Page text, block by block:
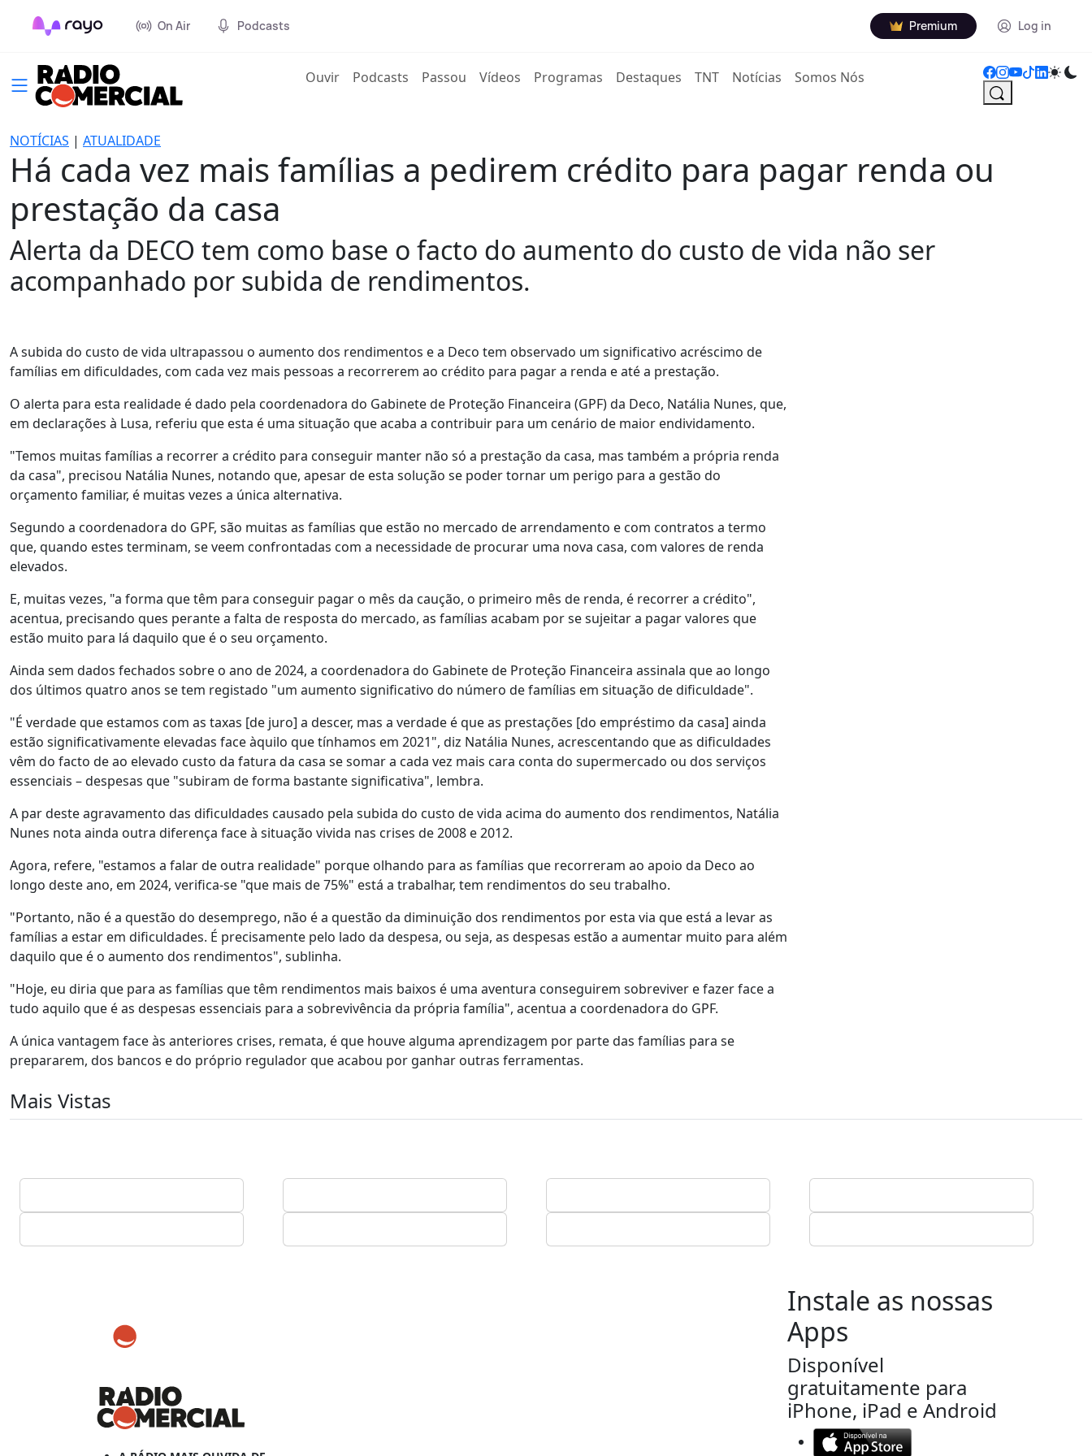
On Air Podcasts Premium Log in
Ouvir(current)
Podcasts Passou Vídeos Programas Destaques TNT Notícias Somos Nós
NOTÍCIAS | ATUALIDADE
Há cada vez mais famílias a pedirem crédito para pagar renda ou
prestação da casa
Alerta da DECO tem como base o facto do aumento do custo de vida não ser
acompanhado por subida de rendimentos.
A subida do custo de vida ultrapassou o aumento dos rendimentos e a Deco tem observado um significativo acréscimo de
famílias em dificuldades, com cada vez mais pessoas a recorrerem ao crédito para pagar a renda e até a prestação.
O alerta para esta realidade é dado pela coordenadora do Gabinete de Proteção Financeira (GPF) da Deco, Natália Nunes, que,
em declarações à Lusa, referiu que esta é uma situação que acaba a contribuir para um cenário de maior endividamento.
"Temos muitas famílias a recorrer a crédito para conseguir manter não só a prestação da casa, mas também a própria renda
da casa", precisou Natália Nunes, notando que, apesar de esta solução se poder tornar um perigo para a gestão do
orçamento familiar, é muitas vezes a única alternativa.
Segundo a coordenadora do GPF, são muitas as famílias que estão no mercado de arrendamento e com contratos a termo
que, quando estes terminam, se veem confrontadas com a necessidade de procurar uma nova casa, com valores de renda
elevados.
E, muitas vezes, "a forma que têm para conseguir pagar o mês da caução, o primeiro mês de renda, é recorrer a crédito",
acentua, precisando ques perante a falta de resposta do mercado, as famílias acabam por se sujeitar a pagar valores que
estão muito para lá daquilo que é o seu orçamento.
Ainda sem dados fechados sobre o ano de 2024, a coordenadora do Gabinete de Proteção Financeira assinala que ao longo
dos últimos quatro anos se tem registado "um aumento significativo do número de famílias em situação de dificuldade".
"É verdade que estamos com as taxas [de juro] a descer, mas a verdade é que as prestações [do empréstimo da casa] ainda
estão significativamente elevadas face àquilo que tínhamos em 2021", diz Natália Nunes, acrescentando que as dificuldades
vêm do facto de ao elevado custo da fatura da casa se somar a cada vez mais cara conta do supermercado ou dos serviços
essenciais – despesas que "subiram de forma bastante significativa", lembra.
A par deste agravamento das dificuldades causado pela subida do custo de vida acima do aumento dos rendimentos, Natália
Nunes nota ainda outra diferença face à situação vivida nas crises de 2008 e 2012.
Agora, refere, "estamos a falar de outra realidade" porque olhando para as famílias que recorreram ao apoio da Deco ao
longo deste ano, em 2024, verifica-se "que mais de 75%" está a trabalhar, tem rendimentos do seu trabalho.
"Portanto, não é a questão do desemprego, não é a questão da diminuição dos rendimentos por esta via que está a levar as
famílias a estar em dificuldades. É precisamente pelo lado da despesa, ou seja, as despesas estão a aumentar muito para além
daquilo que é o aumento dos rendimentos", sublinha.
"Hoje, eu diria que para as famílias que têm rendimentos mais baixos é uma aventura conseguirem sobreviver e fazer face a
tudo aquilo que é as despesas essenciais para a sobrevivência da própria família", acentua a coordenadora do GPF.
A única vantagem face às anteriores crises, remata, é que houve alguma aprendizagem por parte das famílias para se
prepararem, dos bancos e do próprio regulador que acabou por ganhar outras ferramentas.
Mais Vistas
Instale as nossas
Apps
Disponível
gratuitamente para
iPhone, iPad e Android